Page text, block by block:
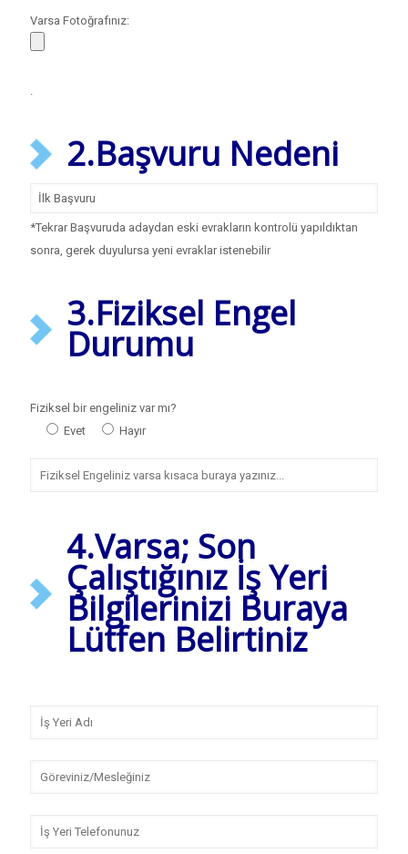
Varsa Fotoğrafınız:
2.Başvuru Nedeni
*Tekrar Başvuruda adaydan eski evrakların kontrolü yapıldıktan
sonra, gerek duyulursa yeni evraklar istenebilir
3.Fiziksel Engel
Durumu
Fiziksel bir engeliniz var mı?
Evet
Hayır
4.Varsa; Son
Çalıştığınız İş Yeri
Bilgilerinizi Buraya
Lütfen Belirtiniz